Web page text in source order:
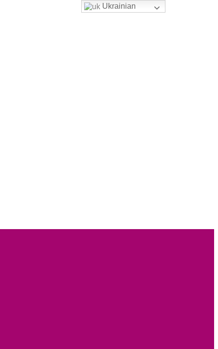
Ukrainian